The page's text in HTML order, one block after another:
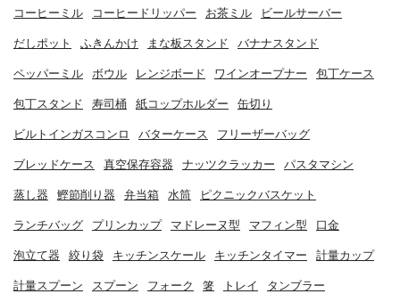
コーヒーミル コーヒードリッパー お茶ミル ビールサーバー
だしポット ふきんかけ まな板スタンド バナナスタンド
ペッパーミル ボウル レンジボード ワインオープナー 包丁ケース
包丁スタンド 寿司桶 紙コップホルダー 缶切り
ビルトインガスコンロ バターケース フリーザーバッグ
ブレッドケース 真空保存容器 ナッツクラッカー パスタマシン
蒸し器 鰹節削り器 弁当箱 水筒 ピクニックバスケット
ランチバッグ プリンカップ マドレーヌ型 マフィン型 口金
泡立て器 絞り袋 キッチンスケール キッチンタイマー 計量カップ
計量スプーン スプーン フォーク 箸 トレイ タンブラー